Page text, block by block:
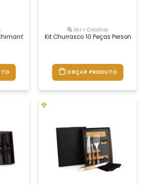
/ Terere - 5 Pçs Promocional
Ver + Detalhes
Kit Churrasco 10 Peças
ORÇAR PRODUTO